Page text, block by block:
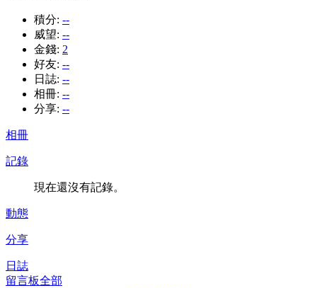
積分: --
威望: --
金錢: 2
好友: --
日誌: --
相冊: --
分享: --
相冊
記錄
現在還沒有記錄。
動態
分享
日誌
留言板全部